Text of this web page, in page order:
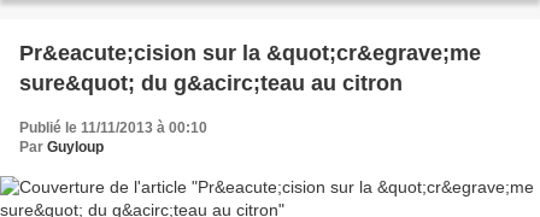
Pr&eacute;cision sur la &quot;cr&egrave;me
sure&quot; du g&acirc;teau au citron
Publié le 11/11/2013 à 00:10
Par Guyloup